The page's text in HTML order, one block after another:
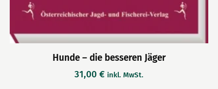
Hunde – die besseren Jäger
31,00 € inkl. MwSt.